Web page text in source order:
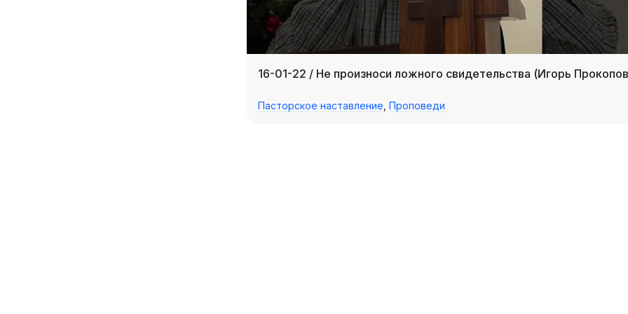
16-01-22 / Не произноси ложного свидетельства (Игорь
Пасторское наставление Проповеди